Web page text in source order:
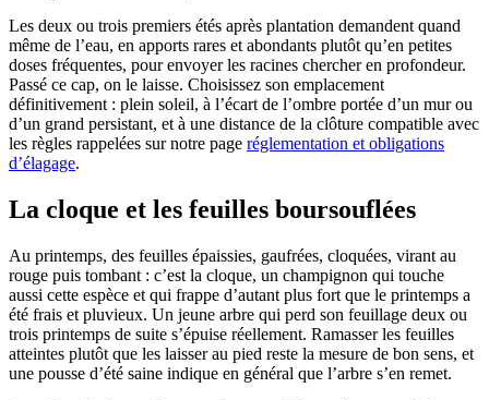
Les deux ou trois premiers étés après plantation demandent quand
même de l’eau, en apports rares et abondants plutôt qu’en petites
doses fréquentes, pour envoyer les racines chercher en profondeur.
Passé ce cap, on le laisse. Choisissez son emplacement
définitivement : plein soleil, à l’écart de l’ombre portée d’un mur ou
d’un grand persistant, et à une distance de la clôture compatible avec
les règles rappelées sur notre page réglementation et obligations
d’élagage.
La cloque et les feuilles boursouflées
Au printemps, des feuilles épaissies, gaufrées, cloquées, virant au
rouge puis tombant : c’est la cloque, un champignon qui touche
aussi cette espèce et qui frappe d’autant plus fort que le printemps a
été frais et pluvieux. Un jeune arbre qui perd son feuillage deux ou
trois printemps de suite s’épuise réellement. Ramasser les feuilles
atteintes plutôt que les laisser au pied reste la mesure de bon sens, et
une pousse d’été saine indique en général que l’arbre s’en remet.